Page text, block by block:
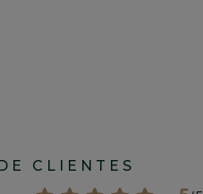
CLIENTES